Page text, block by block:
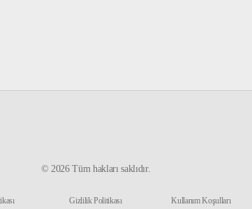
© 2026Tüm hakları saklıdır.
Gizlilik Politikası Kullanım Koşulları